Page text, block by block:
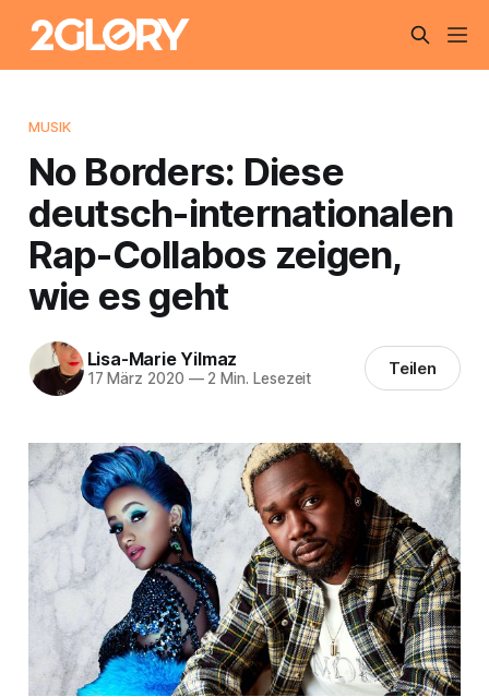
MUSIK
No Borders: Diese
deutsch-internationalen
Rap-Collabos zeigen,
wie es geht
Lisa-Marie Yilmaz
17 März 2020 —2 Min. Lesezeit Teilen